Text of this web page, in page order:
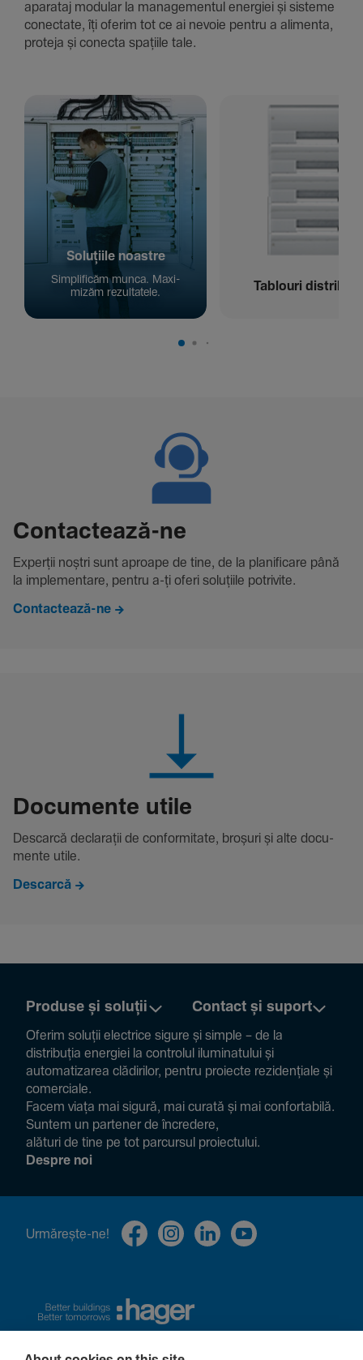
aparataj modular la managementul energiei și sisteme
conec­tate, îți oferim tot ce ai nevoie pentru a alimenta,
proteja și conecta spațiile tale.
Solu­țiile noastre
Simpli­ficăm munca. Maxi­
mizăm rezul­ta­tele.
Tablouri
Contac­tează-ne
Experții noștri sunt aproape de tine, de la plani­fi­care până
la imple­men­tare, pentru a-ți oferi solu­țiile potri­vite.
Contactează-ne
Docu­mente utile
Descarcă decla­rații de conformitate, broșuri și alte docu­
mente utile.
Descarcă
Produse și soluții Contact și suport
Oferim soluții electrice sigure și simple – de la
distribuția energiei la controlul ilumi­na­tului și
auto­ma­ti­zarea clădi­rilor, pentru proiecte rezi­den­țiale și
comer­ciale.
Facem viața mai sigură, mai curată și mai confor­ta­bilă.
Suntem un partener de încre­dere,
alături de tine pe tot parcursul proiec­tului.
Despre noi
Urmă­rește-ne!